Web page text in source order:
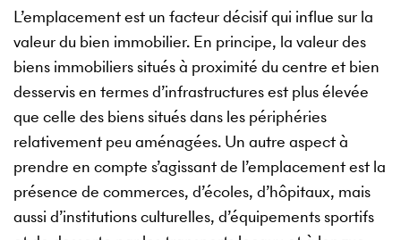
L’emplacement est un facteur décisif qui influe sur la
valeur du bien immobilier. En principe, la valeur des
biens immobiliers situés à proximité du centre et bien
desservis en termes d’infrastructures est plus élevée
que celle des biens situés dans les périphéries
relativement peu aménagées. Un autre aspect à
prendre en compte s’agissant de l’emplacement est la
présence de commerces, d’écoles, d’hôpitaux, mais
aussi d’institutions culturelles, d’équipements sportifs